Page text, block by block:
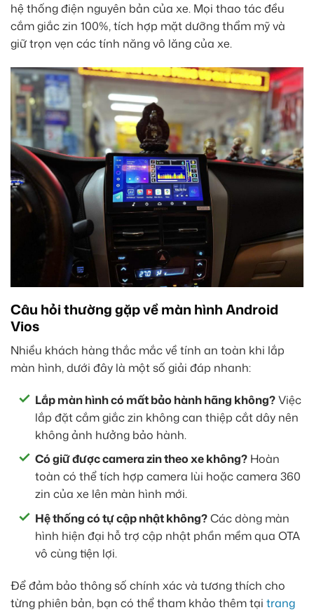
hệ thống điện nguyên bản của xe. Mọi thao tác đều
cắm giắc zin 100%, tích hợp mặt dưỡng thẩm mỹ và
giữ trọn vẹn các tính năng vô lăng của xe.
Câu hỏi thường gặp về màn hình Android
Vios
Nhiều khách hàng thắc mắc về tính an toàn khi lắp
màn hình, dưới đây là một số giải đáp nhanh:
Lắp màn hình có mất bảo hành hãng không?Việc
lắp đặt cắm giắc zin không can thiệp cắt dây nên
không ảnh hưởng bảo hành.
Có giữ được camera zin theo xe không? Hoàn
toàn có thể tích hợp camera lùi hoặc camera 360
zin của xe lên màn hình mới.
Hệ thống có tự cập nhật không?Các dòng màn
hình hiện đại hỗ trợ cập nhật phần mềm qua OTA
vô cùng tiện lợi.
Để đảm bảo thông số chính xác và tương thích cho
từng phiên bản, bạn có thể tham khảo thêm tại trang